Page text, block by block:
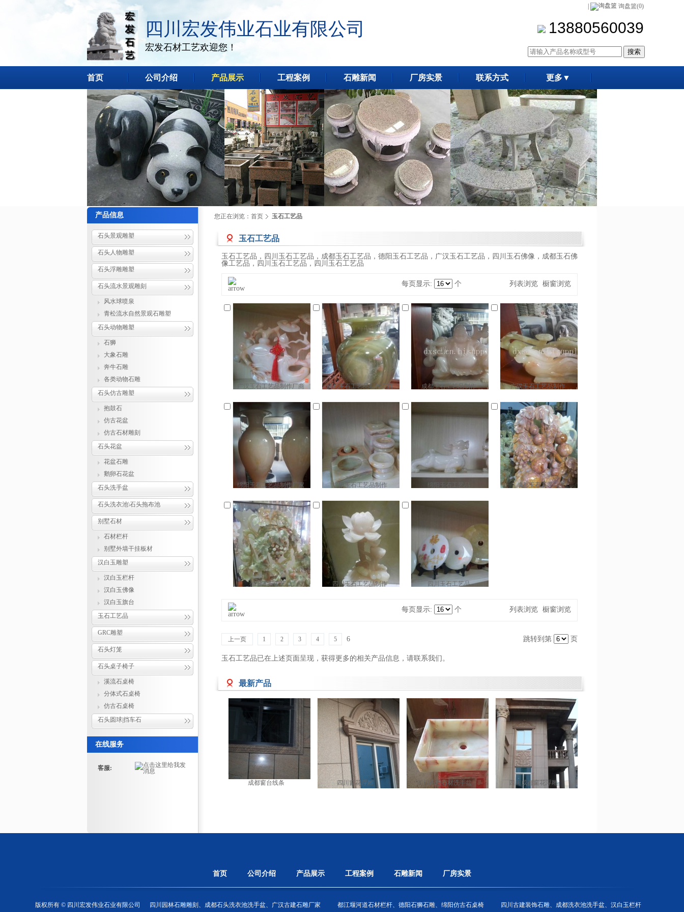
| 询盘篮(0)
四川宏发伟业石业有限公司
宏发石材工艺欢迎您！
13880560039
首页 公司介绍 产品展示 工程案例 石雕新闻 厂房实景 联系方式 更多▼
产品信息
石头景观雕塑
石头人物雕塑
石头浮雕雕塑
石头流水景观雕刻
风水球喷泉
青松流水自然景观石雕塑
石头动物雕塑
石狮
大象石雕
奔牛石雕
各类动物石雕
石头仿古雕塑
抱鼓石
仿古花盆
仿古石材雕刻
石头花盆
花盆石雕
鹅卵石花盆
石头洗手盆
石头洗衣池\石头拖布池
别墅石材
石材栏杆
别墅外墙干挂板材
汉白玉雕塑
汉白玉栏杆
汉白玉佛像
汉白玉旗台
玉石工艺品
GRC雕塑
石头灯笼
石头桌子椅子
溪流石桌椅
分体式石桌椅
仿古石桌椅
石头圆球|挡车石
在线服务
客服:
您正在浏览： 首页 玉石工艺品
玉石工艺品
玉石工艺品，四川玉石工艺品，成都玉石工艺品，德阳玉石工艺品，广汉玉石工艺品，四川玉石佛像，成都玉石佛
像工艺品，四川玉石工艺品，四川玉石工艺品
每页显示: 个 列表浏览 橱窗浏览
广汉玉石工艺品制作厂商 成都玉石工艺品制作厂商 成都玉石工艺品制作 广汉玉石工艺品制作
绵阳玉石工艺品制作厂家 绵阳玉石工艺品制作 绵阳玉石工艺品 成都玉石工艺品
德阳玉石工艺品 四川玉石工艺品制作 四川玉石工艺品
每页显示: 个 列表浏览 橱窗浏览
上一页 1 2 3 4 5 6 跳转到第 页
玉石工艺品已在上述页面呈现，获得更多的相关产品信息，请联系我们 。
最新产品
成都窗台线条 四川窗花浮雕 四川高档石材洗手盆 四川成都窗花浮雕
首页 公司介绍 产品展示 工程案例 石雕新闻 厂房实景
版权所有 © 四川宏发伟业石业有限公司 四川园林石雕雕刻、成都石头洗衣池洗手盆、广汉古建石雕厂家 都江堰河道石材栏杆、德阳石狮石雕、绵阳仿古石桌椅 四川古建装饰石雕、成都洗衣池洗手盆、汉白玉栏杆